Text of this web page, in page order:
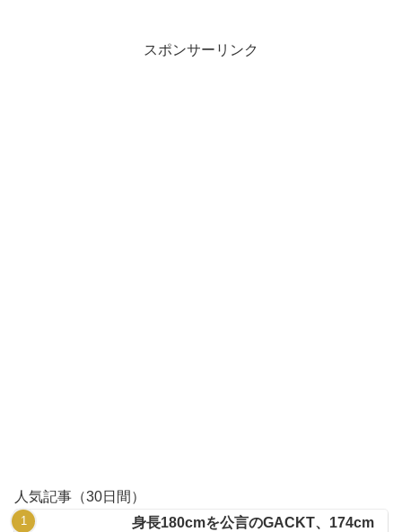
スポンサーリンク
人気記事（30日間）
身長180cmを公言のGACKT、174cm